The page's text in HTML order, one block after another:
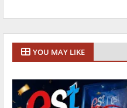
YOU MAY LIKE